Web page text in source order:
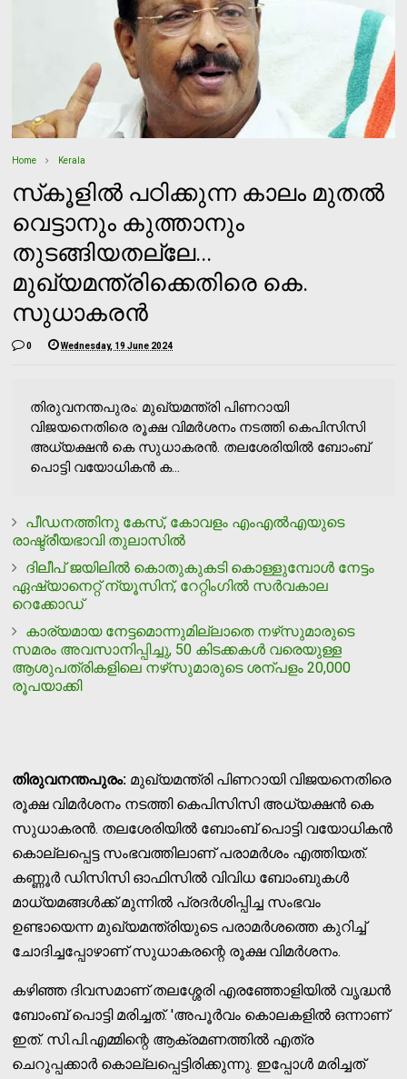
Home Kerala
സ്‌കൂളില്‍ പഠിക്കുന്ന കാലം മുതല്‍
വെട്ടാനും കുത്താനും
തുടങ്ങിയതല്ലേ...
മുഖ്യമന്ത്രിക്കെതിരെ കെ.
സുധാകരന്‍
0 Wednesday, 19 June 2024
തിരുവനന്തപുരം: മുഖ്യമന്ത്രി പിണറായി
വിജയനെതിരെ രൂക്ഷ വിമര്‍ശനം നടത്തി കെപിസിസി
അധ്യക്ഷന്‍ കെ സുധാകരന്‍. തലശേരിയില്‍ ബോംബ്
പൊട്ടി വയോധികന്‍ ക...
പീഡനത്തിനു കേസ്, കോവളം എംഎല്‍എയുടെ
രാഷ്ട്രീയഭാവി തുലാസില്‍
ദിലീപ് ജയിലില്‍ കൊതുകുകടി കൊള്ളുമ്പോള്‍ നേട്ടം
ഏഷ്യാനെറ്റ് ന്യൂസിന്, റേറ്റിംഗില്‍ സര്‍വകാല
റെക്കോഡ്
കാര്യമായ നേട്ടമൊന്നുമില്ലാതെ നഴ്‌സുമാരുടെ
സമരം അവസാനിപ്പിച്ചു, 50 കിടക്കകള്‍ വരെയുള്ള
ആശുപത്രികളിലെ നഴ്‌സുമാരുടെ ശന്പളം 20,000
രൂപയാക്കി
തിരുവനന്തപുരം: മുഖ്യമന്ത്രി പിണറായി വിജയനെതിരെ
രൂക്ഷ വിമര്‍ശനം നടത്തി കെപിസിസി അധ്യക്ഷന്‍ കെ
സുധാകരന്‍. തലശേരിയില്‍ ബോംബ് പൊട്ടി വയോധികന്‍
കൊല്ലപ്പെട്ട സംഭവത്തിലാണ് പരാമര്‍ശം എത്തിയത്.
കണ്ണൂര്‍ ഡിസിസി ഓഫിസില്‍ വിവിധ ബോംബുകള്‍
മാധ്യമങ്ങള്‍ക്ക് മുന്നില്‍ പ്രദര്‍ശിപ്പിച്ച സംഭവം
ഉണ്ടായെന്ന മുഖ്യമന്ത്രിയുടെ പരാമര്‍ശത്തെ കുറിച്ച്
ചോദിച്ചപ്പോഴാണ് സുധാകരന്റെ രൂക്ഷ വിമര്‍ശനം.
കഴിഞ്ഞ ദിവസമാണ് തലശ്ശേരി എരഞ്ഞോളിയില്‍ വൃദ്ധന്‍
ബോംബ് പൊട്ടി മരിച്ചത്. 'അപൂര്‍വം കൊലകളില്‍ ഒന്നാണ്
ഇത്. സി.പി.എമ്മിന്റെ ആക്രമണത്തില്‍ എത്ര
ചെറുപ്പക്കാര്‍ കൊല്ലപ്പെട്ടിരിക്കുന്നു. ഇപ്പോള്‍ മരിച്ചത്